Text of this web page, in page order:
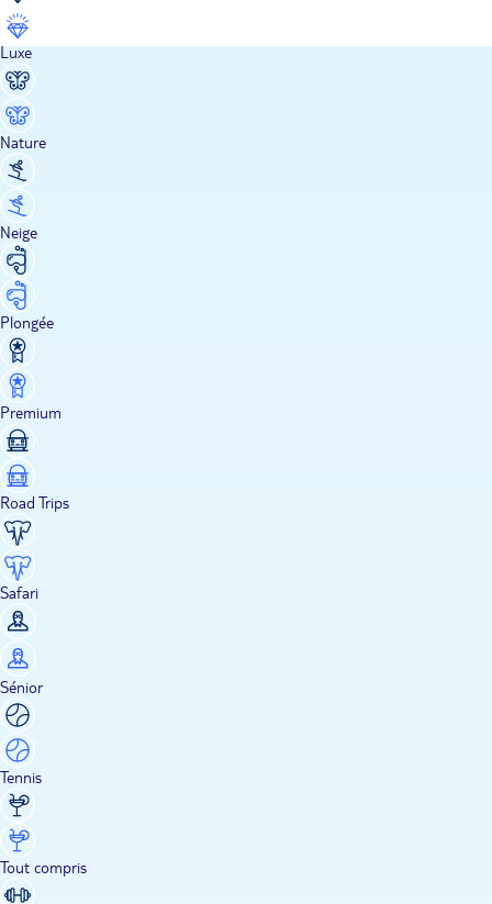
Luxe
Nature
Neige
Plongée
Premium
Road Trips
Safari
Sénior
Tennis
Tout compris